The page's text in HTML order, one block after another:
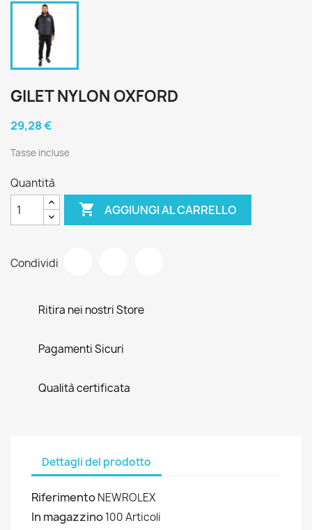
GILET NYLON OXFORD
29,28 €
Tasse incluse
Quantità
 AGGIUNGI AL CARRELLO
Condividi
Ritira nei nostri Store
Pagamenti Sicuri
Qualità certificata
Dettagli del prodotto
RiferimentoNEWROLEX
In magazzino100 Articoli